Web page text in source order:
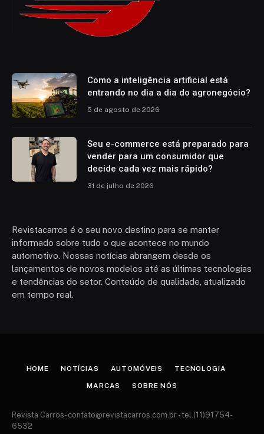
Como a inteligência artificial está
entrando no dia a dia do agronegócio?
5 de agosto de 2026
Seu e-commerce está preparado para
vender para um consumidor que
decide cada vez mais rápido?
31 de julho de 2026
Revistacarros é o seu novo destino para se manter
informado sobre tudo o que acontece no mundo
automotivo. Nossas notícias abrangem desde os
lançamentos de novos modelos até as últimas tecnologias
e tendências do setor. Conteúdo de qualidade, atualizado
em tempo real.
HOME NOTÍCIAS AUTOMÓVEIS TECNOLOGIA
MARCAS SOBRE NÓS
Revista Carros- contato@revistacarros.com.br - tel.(11)91754-
6532